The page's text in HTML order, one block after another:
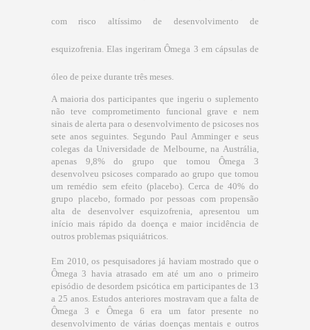
com risco altíssimo de desenvolvimento de
esquizofrenia. Elas ingeriram Ômega 3 em cápsulas de
óleo de peixe durante três meses.
A maioria dos participantes que ingeriu o suplemento
não teve comprometimento funcional grave e nem
sinais de alerta para o desenvolvimento de psicoses nos
sete anos seguintes. Segundo Paul Amminger e seus
colegas da Universidade de Melbourne, na Austrália,
apenas 9,8% do grupo que tomou Ômega 3
desenvolveu psicoses comparado ao grupo que tomou
um remédio sem efeito (placebo). Cerca de 40% do
grupo placebo, formado por pessoas com propensão
alta de desenvolver esquizofrenia, apresentou um
início mais rápido da doença e maior incidência de
outros problemas psiquiátricos.
Em 2010, os pesquisadores já haviam mostrado que o
Ômega 3 havia atrasado em até um ano o primeiro
episódio de desordem psicótica em participantes de 13
a 25 anos. Estudos anteriores mostravam que a falta de
Ômega 3 e Ômega 6 era um fator presente no
desenvolvimento de várias doenças mentais e outros